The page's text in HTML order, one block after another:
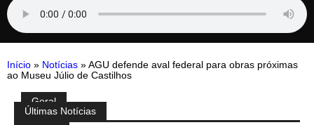
Início » Notícias » AGU defende aval federal para obras próximas
ao Museu Júlio de Castilhos
Compartilhe:
Geral
PÚltimas Notícias